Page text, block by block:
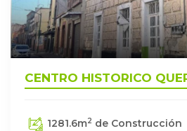
CENTRO HISTORICO
1281.6m2 de Construcción